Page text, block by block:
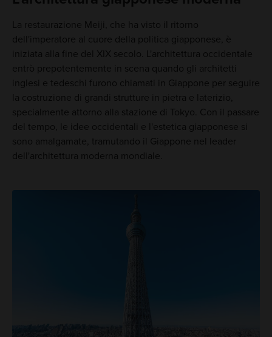
La restaurazione Meiji, che ha visto il ritorno
dell'imperatore al cuore della politica giapponese, è
iniziata alla fine del XIX secolo. L'architettura occidentale
entrò prepotentemente in scena quando gli architetti
inglesi e tedeschi furono chiamati in Giappone per seguire
la costruzione di grandi strutture in pietra e laterizio,
specialmente attorno alla stazione di Tokyo. Con il passare
del tempo, le idee occidentali e l'estetica giapponese si
sono amalgamate, tramutando il Giappone nel leader
dell'architettura moderna mondiale.